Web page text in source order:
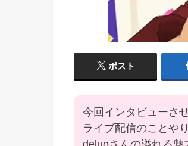
ポスト
今回インタビューさ
ライブ配信のことや